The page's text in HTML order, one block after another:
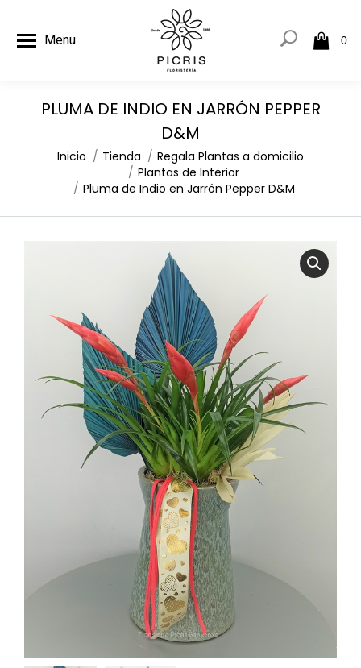
Menu 0
PLUMA DE INDIO EN JARRÓN PEPPER
D&M
Estás aquí:
Inicio Tienda
Regala Plantas a domicilio
Plantas de Interior
Pluma de Indio en Jarrón Pepper D&M